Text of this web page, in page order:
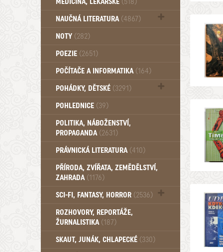
NAUČNÁ LITERATURA (4867)
Zdraví a zdraví životní styl (510)
NOTY (282)
POEZIE (2651)
POČÍTAČE A INFORMATIKA (164)
POHÁDKY, DĚTSKÉ (3291)
Pro děti a mládež (2887)
Pohádky, Dětské - Od roku 1949 (257)
POHLEDNICE (39)
POLITIKA, NÁBOŽENSTVÍ,
PROPAGANDA (2631)
PRÁVNICKÁ LITERATURA (410)
PŘÍRODA, ZVÍŘATA, ZEMĚDĚLSTVÍ,
ZAHRADA (1176)
SCI-FI, FANTASY, HORROR (2536)
UFO (14)
ROZHOVORY, REPORTÁŽE,
ŽURNALISTIKA (187)
SKAUT, JUNÁK, CHLAPECKÉ (330)